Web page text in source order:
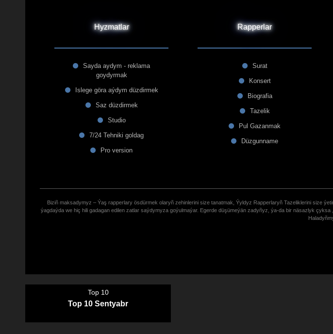
Hyzmatlar
Sayda aydym - reklama
goydyrmak
Islege göra aýdym düzdirmek
Saz düzdirmek
Studio
7/24 Tehniki goldag
Pro version
Rapperlar
Surat
Konsert
Biografia
Tazelik
Pul Gazanmak
Düzgunname
Biziñ maksadymyz – Ýaş rapperlary ösdürmek olaryñ zehinlerini size tanatmak, Ýyldyz Rapperlaryñ Tazeliklerini size
ýagdaýda we hiç hili gadagan edilen zatlar saýdymyza goýulmaýar. Egerde düşümeýän zadyñyz, ýa-da bir näsazlyk
Top 10
Top 10 Sentyabr